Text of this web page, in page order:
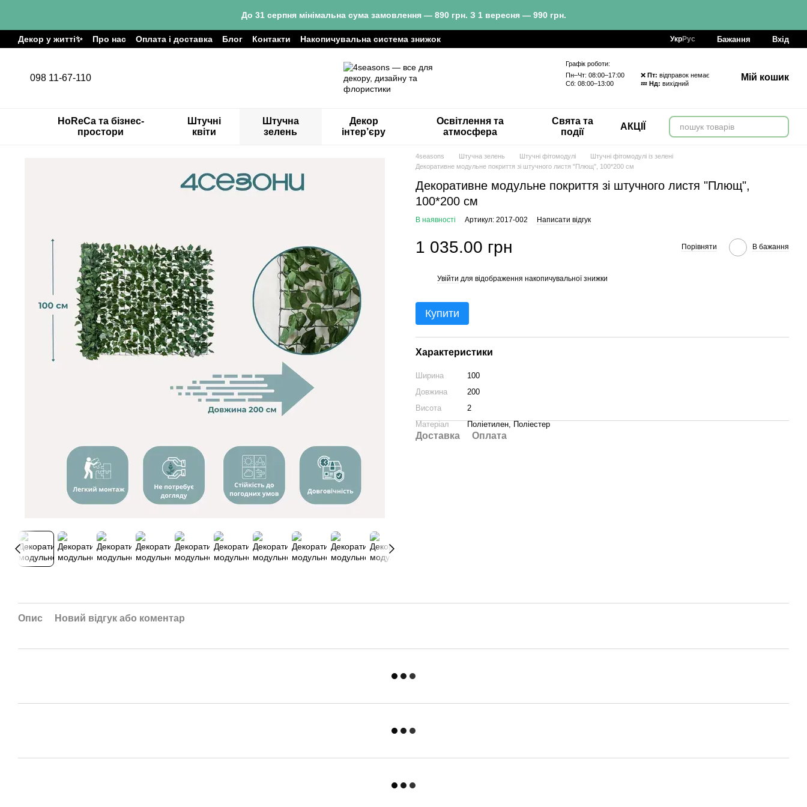
До 31 серпня мінімальна сума замовлення — 890 грн. З 1 вересня — 990 грн.
Декор у житті✨ Про нас Оплата і доставка Блог Контакти Накопичувальна система знижок УкрРус Бажання Вхід
098 11-67-110
Графік роботи:
Пн–Чт: 08:00–17:00 ❌ Пт: відправок немає
Сб: 08:00–13:00 💤 Нд: вихідний
Мій кошик
HoReCa та бізнес-
простори
Штучні
квіти
Штучна
зелень
Декор
інтер’єру
Освітлення та
атмосфера
Свята та
події
АКЦІЇ
4seasons Штучна зелень Штучні фітомодулі
Штучні фітомодулі із зелені
Декоративне модульне покриття зі штучного листя "Плющ", 100*200 см
Декоративне модульне покриття зі штучного листя "Плющ",
100*200 см
В наявності Артикул: 2017-002 Написати відгук
1 035.00 грн Порівняти В бажання
Увійти для відображення накопичувальної знижки
Купити
Характеристики
Ширина
100
Довжина
200
Висота
2
Матеріал
Поліетилен, Поліестер
Доставка Оплата
Опис Новий відгук або коментар